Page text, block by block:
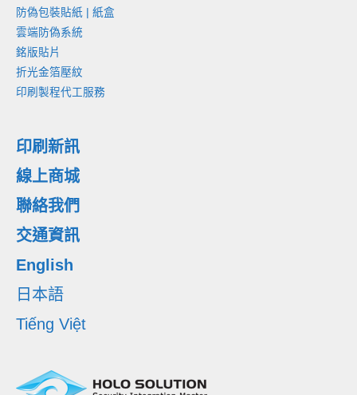
防偽包裝貼紙 | 紙盒
雲端防偽系統
銘版貼片
折光金箔壓紋
印刷製程代工服務
印刷新訊
線上商城
聯絡我們
交通資訊
English
日本語
Tiếng Việt